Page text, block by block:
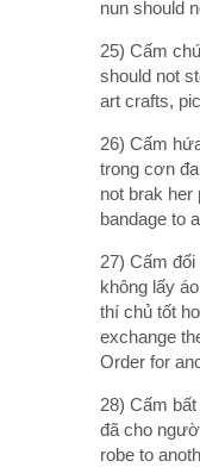
nun should
25) Cấm
should not
art crafts,
26) Cấm
trong cơn
not brak her
bandage to
27) Cấm
không lấy
thí chủ tốt
exchange
Order for
28) Cấm
đã cho
robe to